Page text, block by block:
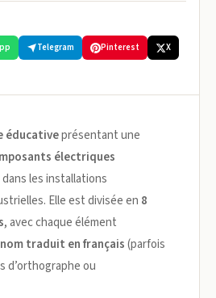
Telegram Pinterest
X
éducativeprésentant une
électriques
les installations
Elle est divisée en 8
, avec chaque élément
nom traduit en français(parfois
d’orthographe ou